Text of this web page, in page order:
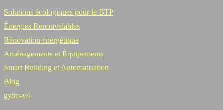
Solutions écologiques pour le BTP
Énergies Renouvelables
Rénovation énergétique
Aménagements et Équipements
Smart Building et Automatisation
Blog
gyim-v4